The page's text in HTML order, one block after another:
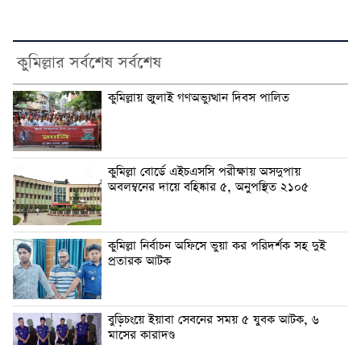
কুমিল্লার সর্বশেষ সর্বশেষ
কুমিল্লায় জুলাই গণঅভ্যুত্থান দিবস পালিত
কুমিল্লা বোর্ডে এইচএসসি পরীক্ষায় অসদুপায়
অবলম্বনের দায়ে বহিষ্কার ৫, অনুপস্থিত ২১০৫
কুমিল্লা নির্বাচন অফিসে ভুয়া কর পরিদর্শক সহ দুই
প্রতারক আটক
বুড়িচংয়ে ইয়াবা সেবনের সময় ৫ যুবক আটক, ৬
মাসের কারাদণ্ড